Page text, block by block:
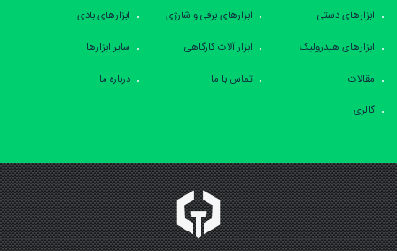
ابزارهای دستی ابزارهای برقی و شارژی
ابزارهای بادی
ابزارهای هیدرولیک
ابزار آلات کارگاهی
سایر ابزارها
مقالات
تماس با ما
درباره ما
گالری